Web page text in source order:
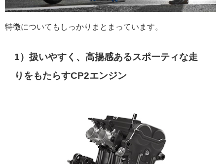
特徴についてもしっかりまとまっています。
1）扱いやすく、高揚感あるスポーティな走
りをもたらすCP2エンジン